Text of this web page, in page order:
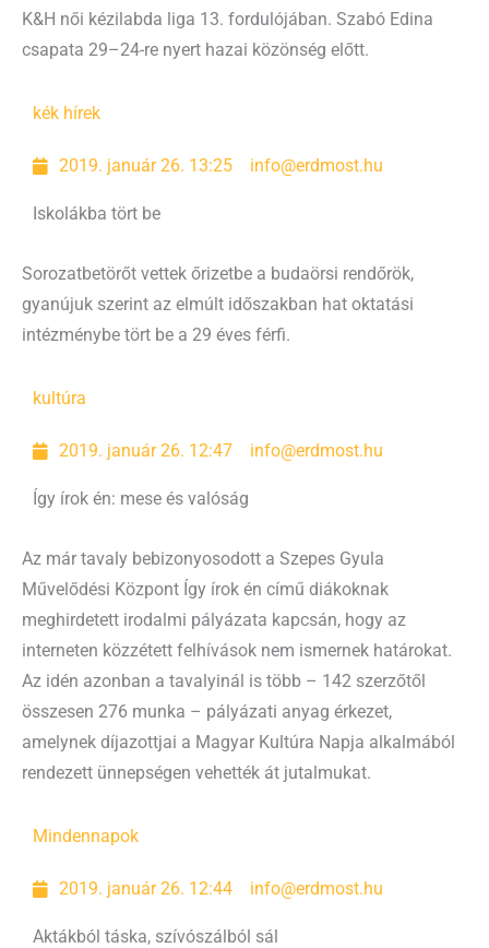
K&H női kézilabda liga 13. fordulójában. Szabó Edina
csapata 29–24-re nyert hazai közönség előtt.
kék hírek
2019. január 26. 13:25 info@erdmost.hu
Iskolákba tört be
Sorozatbetörőt vettek őrizetbe a budaörsi rendőrök,
gyanújuk szerint az elmúlt időszakban hat oktatási
intézménybe tört be a 29 éves férfi.
kultúra
2019. január 26. 12:47 info@erdmost.hu
Így írok én: mese és valóság
Az már tavaly bebizonyosodott a Szepes Gyula
Művelődési Központ Így írok én című diákoknak
meghirdetett irodalmi pályázata kapcsán, hogy az
interneten közzétett felhívások nem ismernek határokat.
Az idén azonban a tavalyinál is több – 142 szerzőtől
összesen 276 munka – pályázati anyag érkezet,
amelynek díjazottjai a Magyar Kultúra Napja alkalmából
rendezett ünnepségen vehették át jutalmukat.
Mindennapok
2019. január 26. 12:44 info@erdmost.hu
Aktákból táska, szívószálból sál